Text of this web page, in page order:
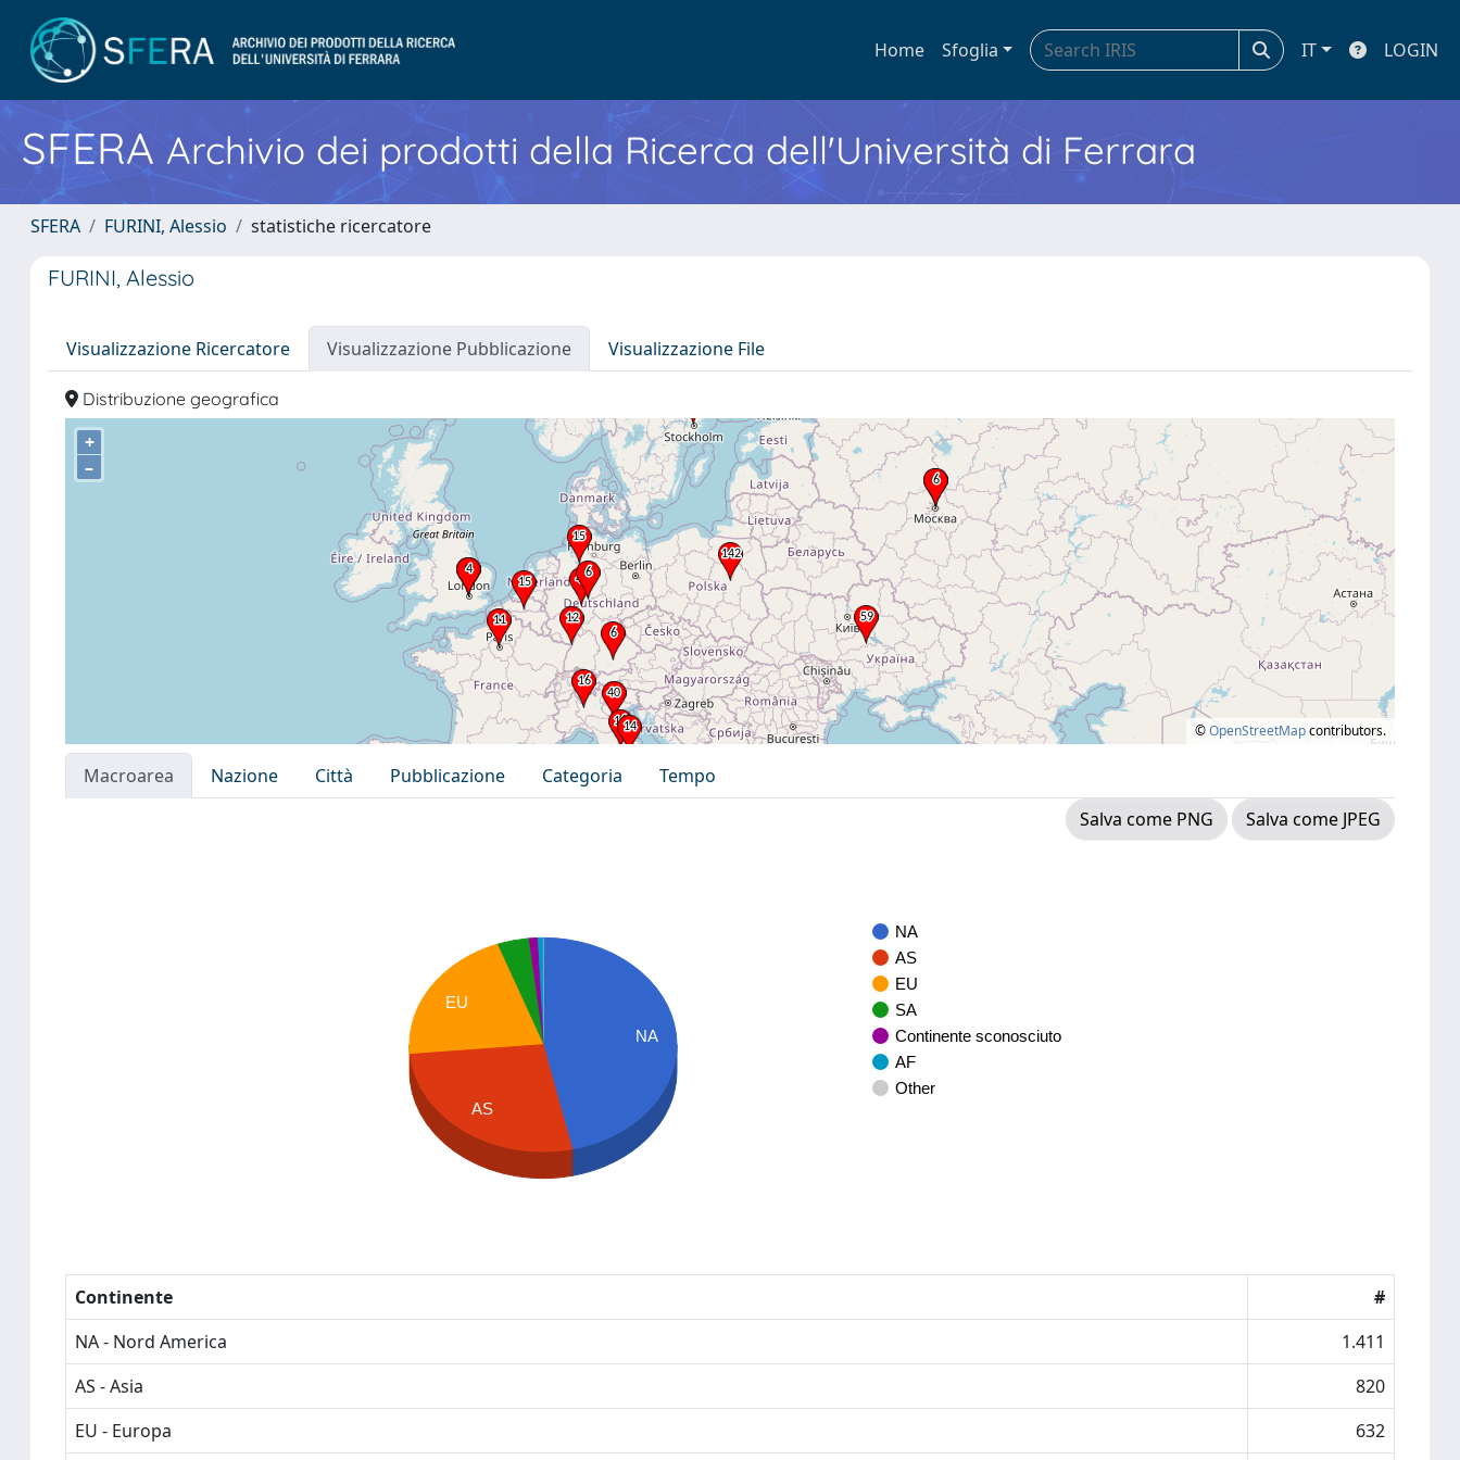
Home Sfoglia IT LOGIN
SFERA Archivio dei prodotti della Ricerca dell'Università di Ferrara
SFERA FURINI, Alessio statistiche ricercatore
FURINI, Alessio
Visualizzazione Ricercatore Visualizzazione Pubblicazione Visualizzazione File
Distribuzione geografica
+
–
©OpenStreetMapcontributors.
Macroarea Nazione Città Pubblicazione Categoria
Tempo
Salva come PNG
Salva come JPEG
NA
AS
EU
SA
Continente sconosciuto
AF
Other
NA
EU
AS
Continente
#
NA - Nord America
1.411
AS - Asia
820
EU - Europa
632